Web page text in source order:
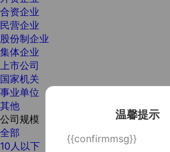
温馨提示
{{confirmmsg}}
合资企业
民营企业
股份制企业
集体企业
上市公司
国家机关
事业单位
其他
公司规模
全部
10人以下